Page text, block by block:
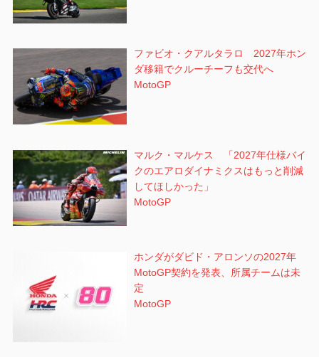
ファビオ・クアルタラロ 2027年ホン
ダ移籍でクルーチーフも交代へ
MotoGP
マルク・マルケス 「2027年仕様バイ
クのエアロダイナミクスはもっと削減
してほしかった」
MotoGP
ホンダがダビド・アロンソの2027年
MotoGP契約を発表、所属チームは未
定
MotoGP